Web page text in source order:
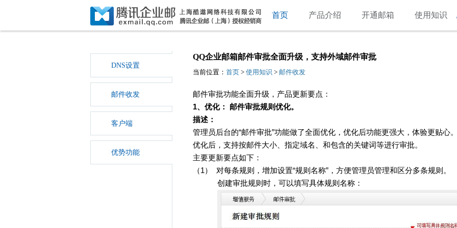
首页 产品介绍 开通邮箱 使用知识
DNS设置
邮件收发
客户端
优势功能
QQ企业邮箱邮件审批全面升级，支持外域邮件审批
当前位置： 首页 > 使用知识 > 邮件收发
邮件审批功能全面升级，产品更新要点：
1、优化： 邮件审批规则优化。
描述：
管理员后台的“邮件审批”功能做了全面优化，优化后功能更强大，体验更贴心
优化后，支持按邮件大小、指定域名、和包含的关键词等进行审批。
主要更新要点如下：
（1）
对每条规则，增加设置“规则名称”，方便管理员管理和区分多条规则。
创建审批规则时，可以填写具体规则名称：